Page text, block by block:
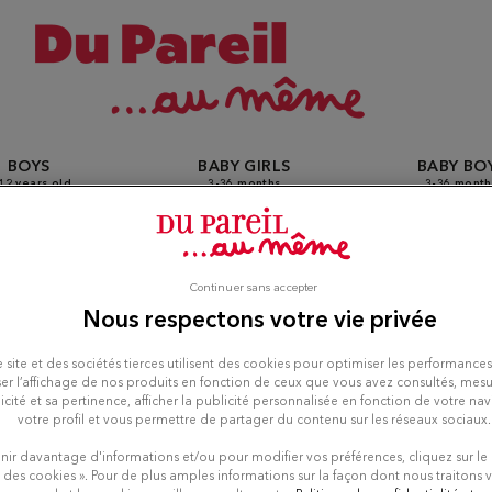
BOYS
years old
BABY GIRLS
3-36 months
BABY
3-36
Au Même stores in
Nous respectons votre vie privée
site et des sociétés tierces utilisent des cookies pour optimiser les
l’affichage de nos produits en fonction de ceux que vous avez consultés,
et sa pertinence, afficher la publicité personnalisée en fonction de votre
votre profil et vous permettre de partager du contenu sur les réseaux sociaux.
davantage d'informations et/ou pour modifier vos préférences, cliquez sur le
des cookies ». Pour de plus amples informations sur la façon dont nous traitons
Continuer sans accepter